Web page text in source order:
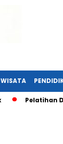
WISATA
Pelatihan